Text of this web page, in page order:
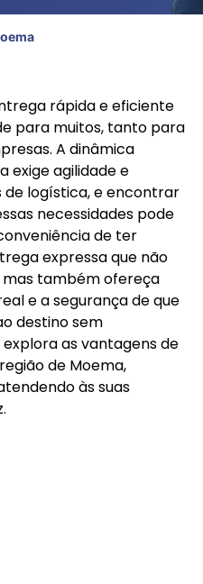
rápida e eficiente
para muitos, tanto para
A dinâmica
exige agilidade e
de logística, e encontrar
necessidades pode
de ter
expressa que não
também ofereça
e a segurança de que
destino sem
as vantagens de
de Moema,
às suas